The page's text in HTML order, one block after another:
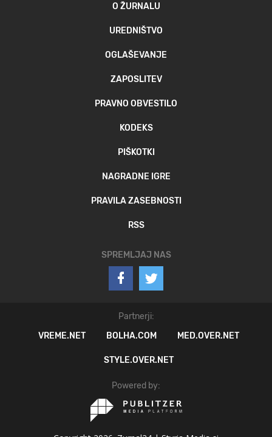
O ŽURNALU
UREDNIŠTVO
OGLAŠEVANJE
ZAPOSLITEV
PRAVNO OBVESTILO
KODEKS
PIŠKOTKI
NAGRADNE IGRE
PRAVILA ZASEBNOSTI
RSS
SPREMLJAJ NAS
Partnerji:
VREME.NET
BOLHA.COM MED.OVER.NET
STYLE.OVER.NET
Powered by: